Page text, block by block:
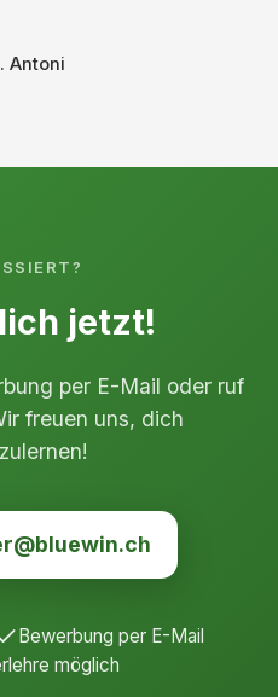
Antoni
jetzt!
per E-Mail oder ruf
freuen uns, dich
Bewerbung per E-Mail
möglich